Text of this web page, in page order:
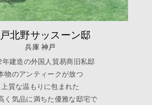
北野サッスーン邸
兵庫 神戸
年建造の外国人貿易商旧私邸
物のアンティークが放つ
上質な温もりに包まれた
く気品に満ちた優雅な邸宅で